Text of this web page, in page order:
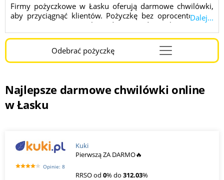
Firmy pożyczkowe w Łasku oferują darmowe chwilówki,
aby przyciągnąć klientów. Pożyczkę bez oprocentowania
można otrzymać na okres do 3600 dni, a kwota może
sięgać nawet 150 000 złotych. Znaleziono dla ciebie 10
Dalej...
Odebrać pożyczkę
Najlepsze darmowe chwilówki online
w Łasku
Opinie: 8
Kuki
Pierwszą ZA DARMO🔥
RRSO od 0% do 312.03%